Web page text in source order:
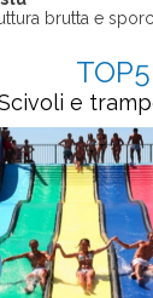
figli che sono
un po' in
riservati al nuoto
nuotiamo
insieme (sono
ed istruttore
ora lo faccio
papà). Si tratta di
accogliente,
da personale
scelta, nel
secondo me.
brutta e
professionale.
coloro che
poiché é
TOP5
e